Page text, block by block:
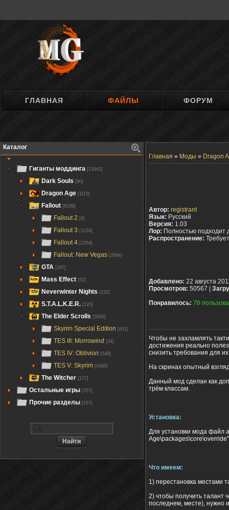
ГЛАВНАЯ ФАЙЛЫ ФОРУМ
Каталог
Гиганты моддинга [13941]
Dark Souls [90]
Dragon Age [1115]
Fallout [6188]
Fallout 2 [6]
Fallout 3 [1034]
Fallout 4 [2264]
Fallout: New Vegas [2884]
GTA [267]
Mass Effect [52]
Neverwinter Nights [232]
S.T.A.L.K.E.R. [220]
The Elder Scrolls [5600]
Skyrim Special Edition [631]
TES III: Morrowind [34]
TES IV: Oblivion [549]
TES V: Skyrim [4386]
The Witcher [177]
Остальные игры [357]
Прочие разделы [167]
Главная » Моды » Dragon
Автор: registrant
Язык: Русский
Версия: 1.03
Лор: Полностью подходит
Распространение:
Добавлено: 22 августа
Просмотров: 50567 |
Понравилось: 76
Чтобы не захламлять
достижения реально
снизить требования для
На скринах опытный
Данный мод сделан как
трём классам.
Установка:
Для установки мода файл
Что имеем:
1) перестановка местами
2) чтобы получить талант
последнем, месте), нужно